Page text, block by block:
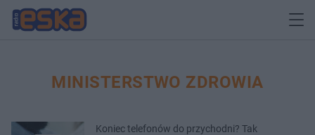
MINISTERSTWO ZDROWIA
Koniec telefonów do przychodni? Tak